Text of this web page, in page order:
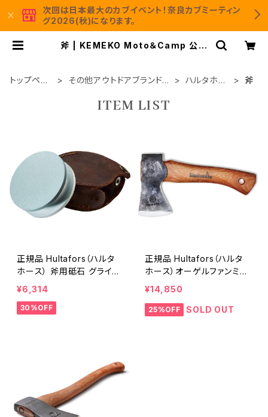
次回は日本最大のカブイベント！奈良カブミーティン
グ2026(秋)になります。
斧 | KEMEKO Moto＆Camp 公式
トップペー
その他アウトドアブランド製
ハルタホー
斧
ITEM LIST
正規品 Hultafors（ハルタ
ホース） 斧用砥石 グライデ
ィングストーン
¥6,314
30%OFF
正規品 Hultafors（ハルタ
ホース）オーゲルファンミニ
ハチェット スウェーデン製
手斧
¥14,850
25%OFF SOLD OUT